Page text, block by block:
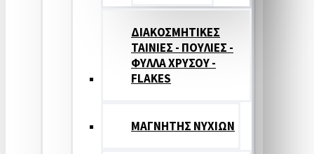
ΔΙΑΚΟΣΜΗΤΙΚΕΣ
ΤΑΙΝΙΕΣ - ΠΟΥΛΙΕΣ -
ΦΥΛΛΑ ΧΡΥΣΟΥ -
FLAKES
ΜΑΓΝΗΤΗΣ ΝΥΧΙΩΝ